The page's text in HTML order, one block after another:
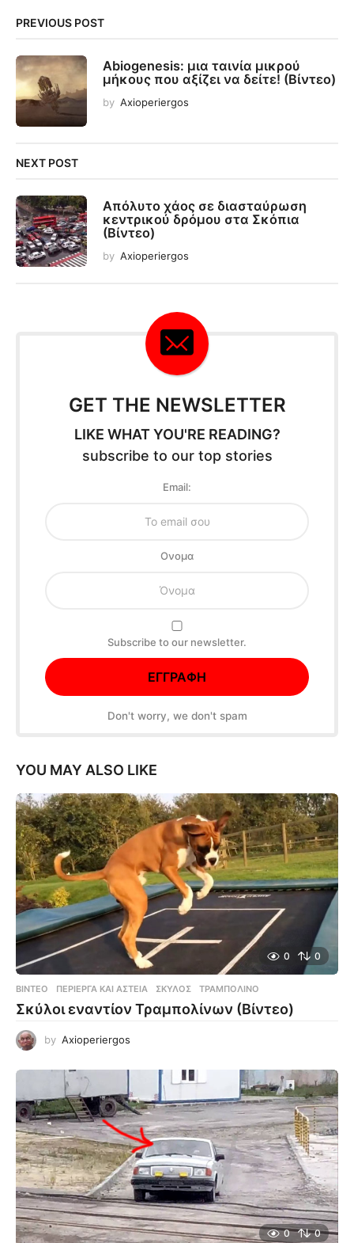
PREVIOUS POST
Abiogenesis: μια ταινία μικρού
μήκους που αξίζει να δείτε! (Βίντεο)
by Axioperiergos
NEXT POST
Απόλυτο χάος σε διασταύρωση
κεντρικού δρόμου στα Σκόπια
(Βίντεο)
by Axioperiergos
GET THE NEWSLETTER
LIKE WHAT YOU'RE READING?
subscribe to our top stories
Email:
Oνομα
Subscribe to our newsletter.
Don't worry, we don't spam
YOU MAY ALSO LIKE
0 0
ΒΊΝΤΕΟ ΠΕΡΊΕΡΓΑ ΚΑΙ ΑΣΤΕΊΑ ,ΣΚΎΛΟΣ ,ΤΡΑΜΠΟΛΊΝΟ
Σκύλοι εναντίον Τραμπολίνων (Βίντεο)
by Axioperiergos
0 0